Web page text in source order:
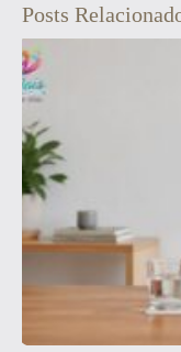
ganhe
Posts